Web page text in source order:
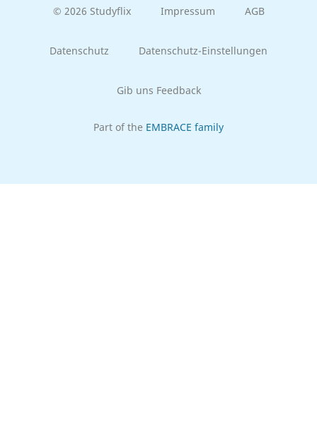
© 2026 Studyflix Impressum AGB
Datenschutz Datenschutz-Einstellungen
Gib uns Feedback
Part of the EMBRACE family